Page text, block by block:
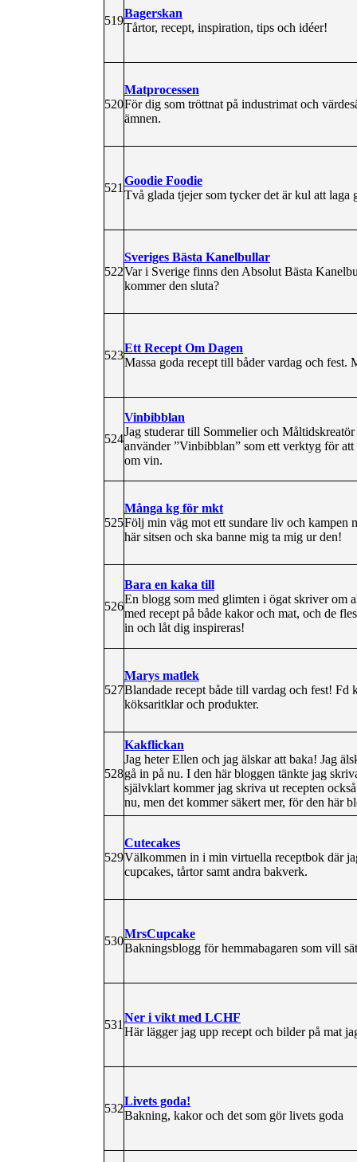
519
Bagerskan
Tårtor, recept, inspiration, tips och idéer!
520
Matprocessen
För dig som tröttnat på industrimat och
ämnen.
521
Goodie Foodie
Två glada tjejer som tycker det är kul att laga
522
Sveriges Bästa Kanelbullar
Var i Sverige finns den Absolut Bästa
kommer den sluta?
523
Ett Recept Om Dagen
Massa goda recept till båder vardag och
524
Vinbibblan
Jag studerar till Sommelier och
använder ”Vinbibblan” som ett verktyg för
om vin.
525
Många kg för mkt
Följ min väg mot ett sundare liv och kampen
här sitsen och ska banne mig ta mig ur den!
526
Bara en kaka till
En blogg som med glimten i ögat skriver om
med recept på både kakor och mat, och de
in och låt dig inspireras!
527
Marys matlek
Blandade recept både till vardag och fest! Fd
köksaritklar och produkter.
528
Kakflickan
Jag heter Ellen och jag älskar att baka! Jag
gå in på nu. I den här bloggen tänkte jag
självklart kommer jag skriva ut recepten
nu, men det kommer säkert mer, för den här
529
Cutecakes
Välkommen in i min virtuella receptbok där
cupcakes, tårtor samt andra bakverk.
530
MrsCupcake
Bakningsblogg för hemmabagaren som vill
531
Ner i vikt med LCHF
Här lägger jag upp recept och bilder på mat
532
Livets goda!
Bakning, kakor och det som gör livets goda